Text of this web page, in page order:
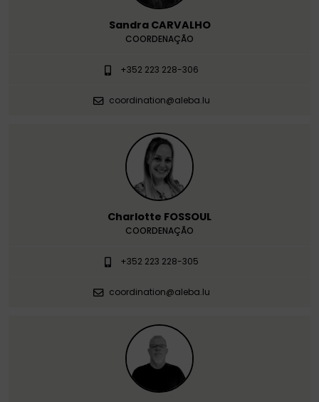
Sandra CARVALHO
COORDENAÇÃO
+352 223 228-306
coordination@aleba.lu
Charlotte FOSSOUL
COORDENAÇÃO
+352 223 228-305
coordination@aleba.lu